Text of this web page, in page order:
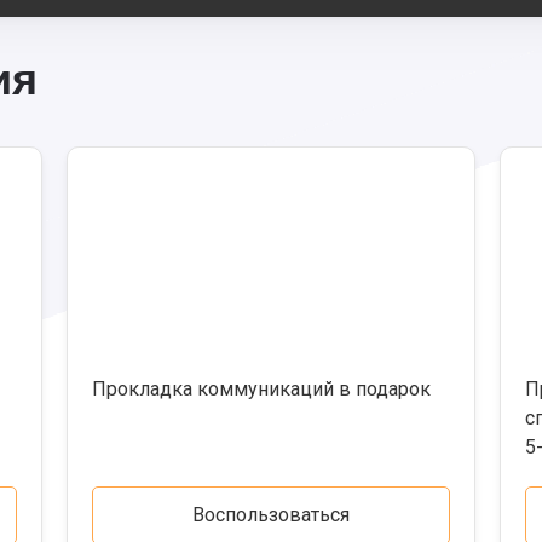
Прокладка коммуникаций в подарок
Воспользоваться